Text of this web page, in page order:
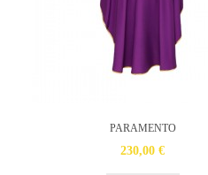
PARAMENTO
230,00 €